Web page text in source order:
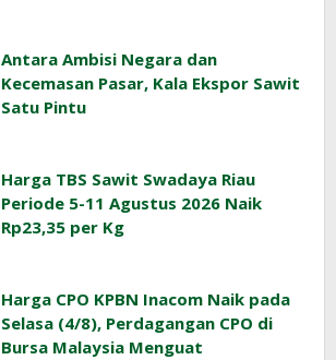
Antara Ambisi Negara dan
Kecemasan Pasar, Kala Ekspor Sawit
Satu Pintu
Harga TBS Sawit Swadaya Riau
Periode 5-11 Agustus 2026 Naik
Rp23,35 per Kg
Harga CPO KPBN Inacom Naik pada
Selasa (4/8), Perdagangan CPO di
Bursa Malaysia Menguat